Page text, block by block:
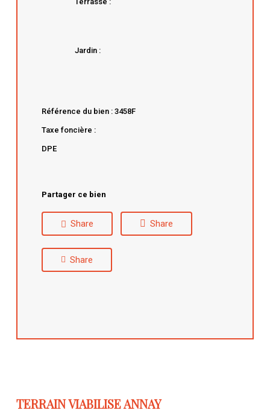
Jardin :
Référence du bien : 3458F
Taxe foncière :
DPE
Partager ce bien
Share Share
Share
TERRAIN VIABILISE ANNAY